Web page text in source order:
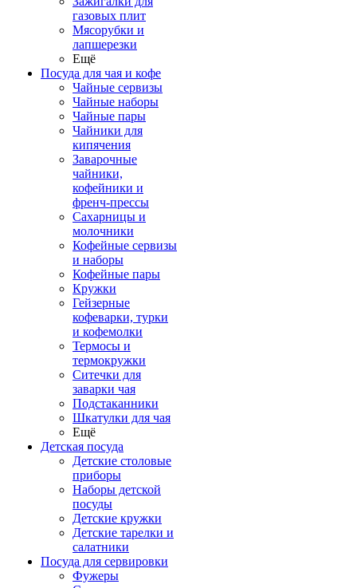
газовых плит
Мясорубки и
лапшерезки
Ещё
Посуда для чая и кофе
Чайные сервизы
Чайные наборы
Чайные пары
Чайники для
кипячения
Заварочные
чайники,
кофейники и
френч-прессы
Сахарницы и
молочники
Кофейные сервизы
и наборы
Кофейные пары
Кружки
Гейзерные
кофеварки, турки
и кофемолки
Термосы и
термокружки
Ситечки для
заварки чая
Подстаканники
Шкатулки для чая
Ещё
Детская посуда
Детские столовые
приборы
Наборы детской
посуды
Детские кружки
Детские тарелки и
салатники
Посуда для сервировки
Фужеры